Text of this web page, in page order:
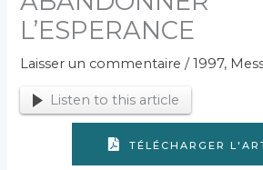
L’ESPERANCE
Laisser un commentaire /1997,
Listen to this article
TÉLÉCHARGER